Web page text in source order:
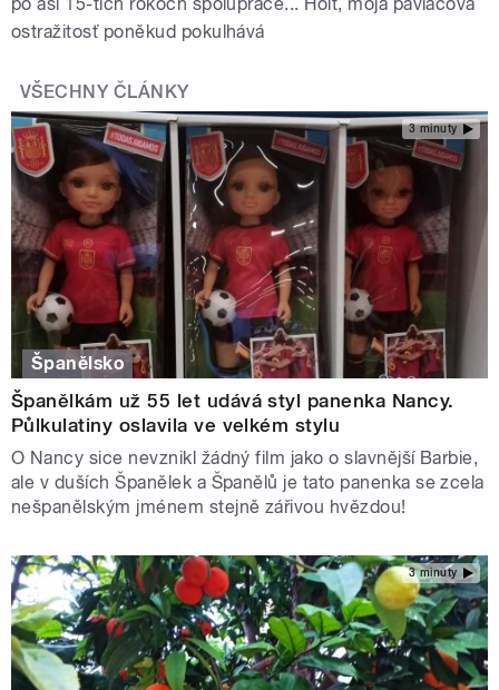
ostražitosť poněkud pokulhává
VŠECHNY ČLÁNKY
3 minuty
Španělsko
Španělkám už 55 let udává styl panenka Nancy.
Půlkulatiny oslavila ve velkém stylu
O Nancy sice nevznikl žádný film jako o slavnější Barbie,
ale v duších Španělek a Španělů je tato panenka se zcela
nešpanělským jménem stejně zářivou hvězdou!
3 minuty